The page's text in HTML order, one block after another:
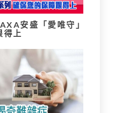
安盛「愛唯守」
得上